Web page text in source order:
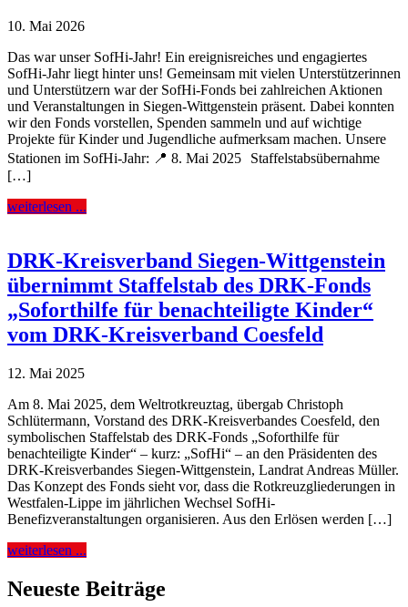
10. Mai 2026
Das war unser SofHi-Jahr! Ein ereignisreiches und engagiertes
SofHi-Jahr liegt hinter uns! Gemeinsam mit vielen Unterstützerinnen
und Unterstützern war der SofHi-Fonds bei zahlreichen Aktionen
und Veranstaltungen in Siegen-Wittgenstein präsent. Dabei konnten
wir den Fonds vorstellen, Spenden sammeln und auf wichtige
Projekte für Kinder und Jugendliche aufmerksam machen. Unsere
Stationen im SofHi-Jahr: 📍 8. Mai 2025 Staffelstabsübernahme
[…]
weiterlesen ...
DRK-Kreisverband Siegen-Wittgenstein
übernimmt Staffelstab des DRK-Fonds
„Soforthilfe für benachteiligte Kinder“
vom DRK-Kreisverband Coesfeld
12. Mai 2025
Am 8. Mai 2025, dem Weltrotkreuztag, übergab Christoph
Schlütermann, Vorstand des DRK-Kreisverbandes Coesfeld, den
symbolischen Staffelstab des DRK-Fonds „Soforthilfe für
benachteiligte Kinder“ – kurz: „SofHi“ – an den Präsidenten des
DRK-Kreisverbandes Siegen-Wittgenstein, Landrat Andreas Müller.
Das Konzept des Fonds sieht vor, dass die Rotkreuzgliederungen in
Westfalen-Lippe im jährlichen Wechsel SofHi-
Benefizveranstaltungen organisieren. Aus den Erlösen werden […]
weiterlesen ...
Neueste Beiträge